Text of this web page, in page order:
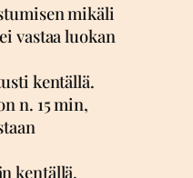
mikäli
vastaa luokan
kentällä.
n. 15 min,
kentällä.